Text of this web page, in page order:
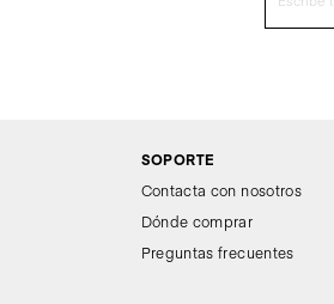
SOPORTE
Contacta con nosotros
Dónde comprar
Preguntas frecuentes